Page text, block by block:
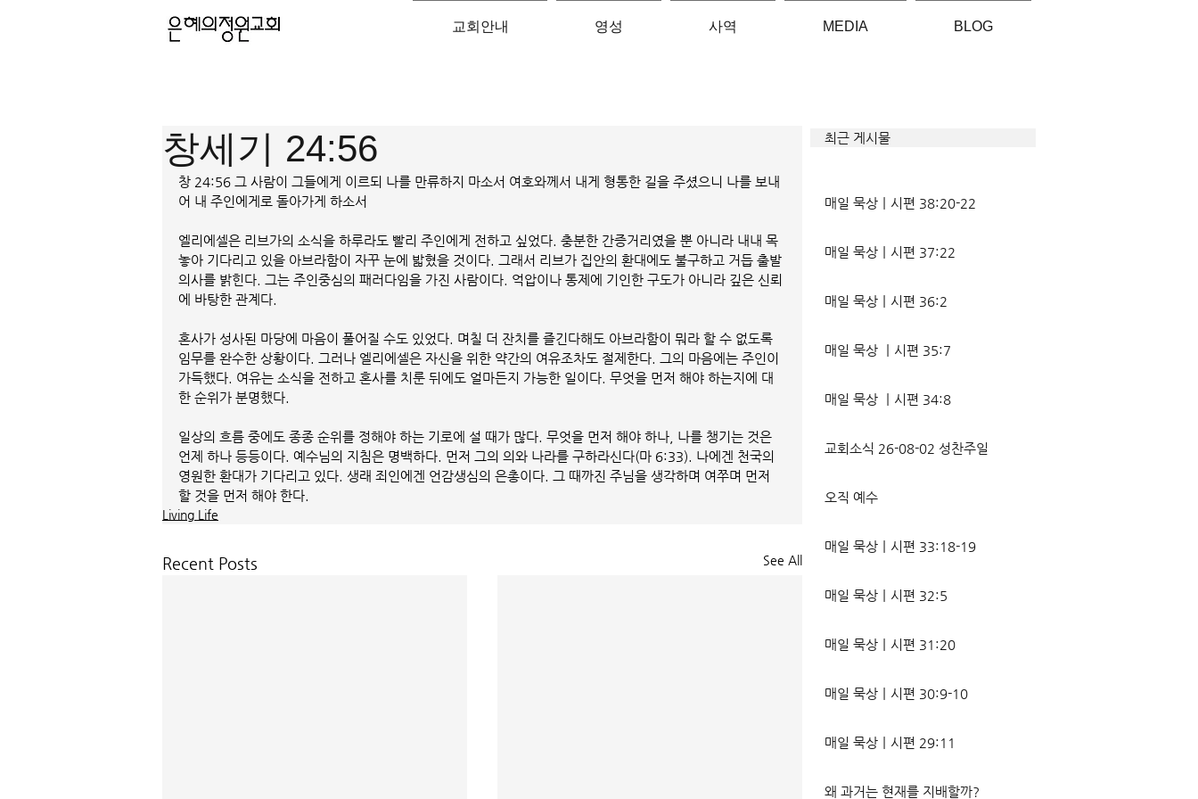
교회안내 영성 사역 MEDIA BLOG
최근 게시물
창세기 24:56
창 24:56 그 사람이 그들에게 이르되 나를 만류하지 마소서 여호와께서 내게 형통한 길을 주셨으니 나를 보내
어 내 주인에게로 돌아가게 하소서
엘리에셀은 리브가의 소식을 하루라도 빨리 주인에게 전하고 싶었다. 충분한 간증거리였을 뿐 아니라 내내 목
놓아 기다리고 있을 아브라함이 자꾸 눈에 밟혔을 것이다. 그래서 리브가 집안의 환대에도 불구하고 거듭 출발
의사를 밝힌다. 그는 주인중심의 패러다임을 가진 사람이다. 억압이나 통제에 기인한 구도가 아니라 깊은 신뢰
에 바탕한 관계다.
혼사가 성사된 마당에 마음이 풀어질 수도 있었다. 며칠 더 잔치를 즐긴다해도 아브라함이 뭐라 할 수 없도록
임무를 완수한 상황이다. 그러나 엘리에셀은 자신을 위한 약간의 여유조차도 절제한다. 그의 마음에는 주인이
가득했다. 여유는 소식을 전하고 혼사를 치룬 뒤에도 얼마든지 가능한 일이다. 무엇을 먼저 해야 하는지에 대
한 순위가 분명했다.
일상의 흐름 중에도 종종 순위를 정해야 하는 기로에 설 때가 많다. 무엇을 먼저 해야 하나, 나를 챙기는 것은
언제 하나 등등이다. 예수님의 지침은 명백하다. 먼저 그의 의와 나라를 구하라신다(마 6:33). 나에겐 천국의
영원한 환대가 기다리고 있다. 생래 죄인에겐 언감생심의 은총이다. 그 때까진 주님을 생각하며 여쭈며 먼저
할 것을 먼저 해야 한다.
Living Life
Recent Posts See All
매일 묵상ㅣ시편 38:20-22
매일 묵상ㅣ시편 37:22
매일 묵상ㅣ시편 36:2
매일 묵상 ㅣ시편 35:7
매일 묵상 ㅣ시편 34:8
교회소식 26-08-02 성찬주일
오직 예수
매일 묵상ㅣ시편 33:18-19
매일 묵상ㅣ시편 32:5
매일 묵상ㅣ시편 31:20
매일 묵상ㅣ시편 30:9-10
매일 묵상ㅣ시편 29:11
왜 과거는 현재를 지배할까?